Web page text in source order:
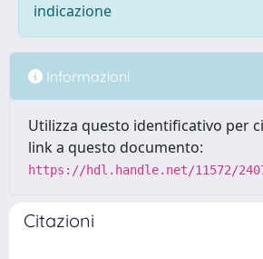
indicazione
Informazioni
Utilizza questo identificativo per
link a questo documento:
https://hdl.handle.net/11572/
Citazioni